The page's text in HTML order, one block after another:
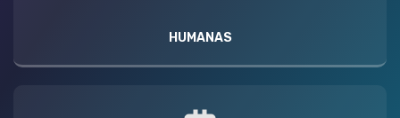
HUMANAS